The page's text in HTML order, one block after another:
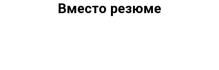
Вместо резюме